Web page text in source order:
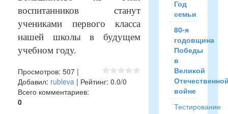
воспитанников станут
учениками первого класса
нашей школы в будущем
учебном году.
Просмотров: 507 |
Добавил: rubleva | Рейтинг: 0.0/0
Всего комментариев:
0
Год
семьи
80-я
годовщина
Победы
в
Великой
войне
Тестирование